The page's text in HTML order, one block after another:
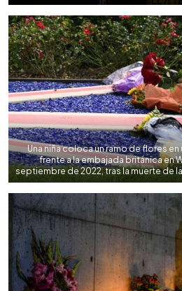
Una niña coloca un ramo de flores
frente a la embajada británica en
septiembre de 2022, tras la muerte de la